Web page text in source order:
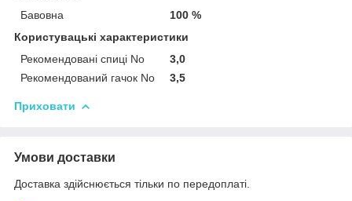
Бавовна
100 %
Користувацькі характеристики
Рекомендовані спиці No
3,0
Рекомендований гачок No
3,5
Приховати
Умови доставки
Доставка здійснюється тільки по передоплаті.